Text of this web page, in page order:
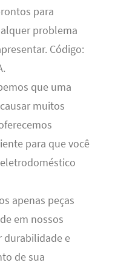
para
problema
Código:
que uma
muitos
para que você
apenas peças
em nossos
durabilidade e
de sua